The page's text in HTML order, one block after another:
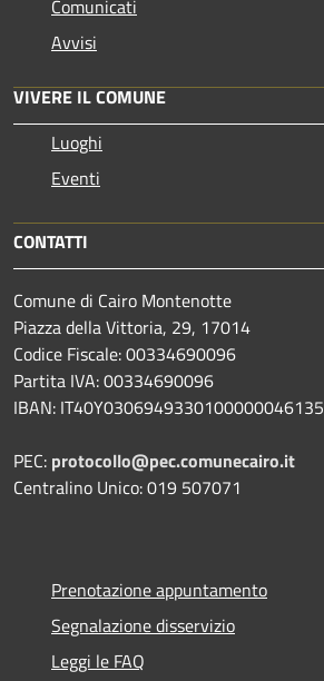
Comunicati
Avvisi
VIVERE IL COMUNE
Luoghi
Eventi
CONTATTI
Comune di Cairo Montenotte
Piazza della Vittoria, 29, 17014
Codice Fiscale: 00334690096
Partita IVA: 00334690096
IBAN: IT40Y0306949330100000046135
PEC: protocollo@pec.comunecairo.it
Centralino Unico: 019 507071
Prenotazione appuntamento
Segnalazione disservizio
Leggi le FAQ